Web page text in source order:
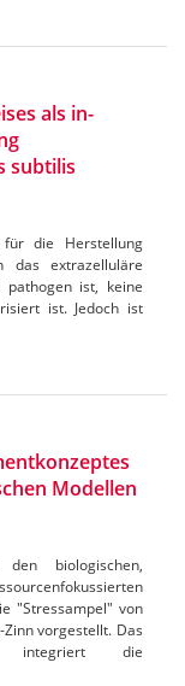
als in-
subtilis
die Herstellung
das extrazelluläre
ist, keine
ist. Jedoch ist
Modellen
biologischen,
"Stressampel" von
vorgestellt. Das
integriert die